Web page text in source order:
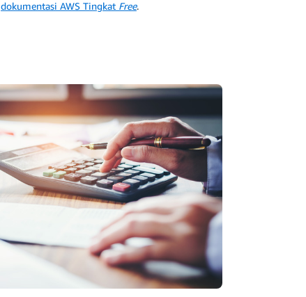
dokumentasi AWS Tingkat Free.